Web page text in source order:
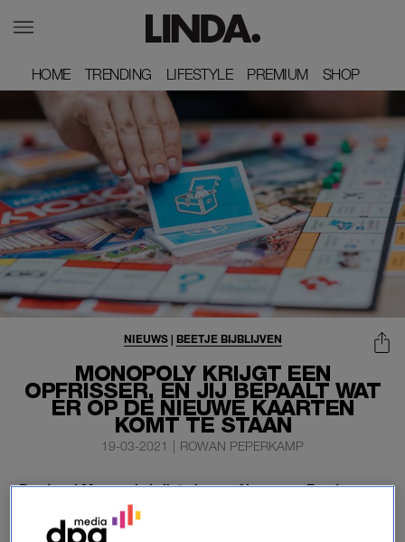
HOME
HOME TRENDING
TRENDING LIFESTYLE
LIFESTYLE PREMIUM
PREMIUM SHOP
SHOP
MONOPOLY KRIJGT EEN
OPFRISSER, EN JIJ BEPAALT WAT
ER OP DE NIEUWE KAARTEN
KOMT TE STAAN
NIEUWS| BEETJE BIJBLIJVEN
19-03-2021 | ROWAN PEPERKAMP
Bordspel Monopoly krijgt nieuwe Algemeen Fonds-
kaarten. Het is voor het eerst in de 86-jarige
geschiedenis van het populaire spel dat die kaarten een